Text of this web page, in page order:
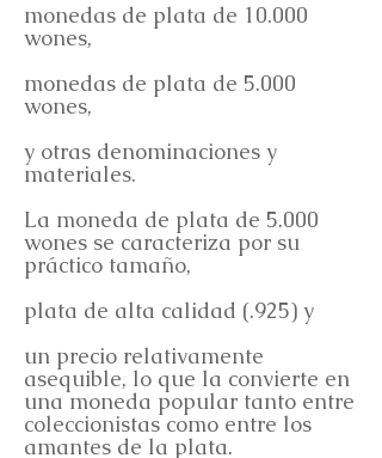
monedas de plata de 10.000
wones,
monedas de plata de 5.000
wones,
y otras denominaciones y
materiales.
La moneda de plata de 5.000
wones se caracteriza por su
práctico tamaño,
plata de alta calidad (.925) y
un precio relativamente
asequible, lo que la convierte en
una moneda popular tanto entre
coleccionistas como entre los
amantes de la plata.